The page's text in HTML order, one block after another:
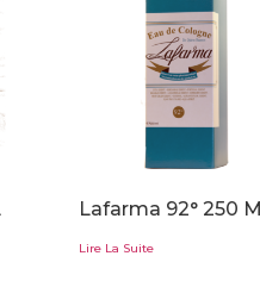
Lafarma 92° 250 Ml
Lire La Suite